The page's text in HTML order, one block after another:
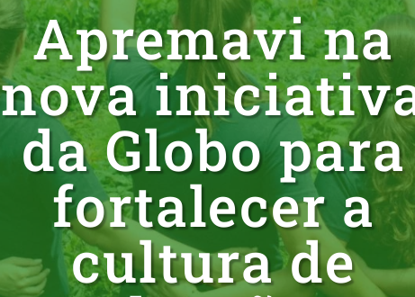
Apremavi na
nova
da Globo para
fortalecer a
cultura de